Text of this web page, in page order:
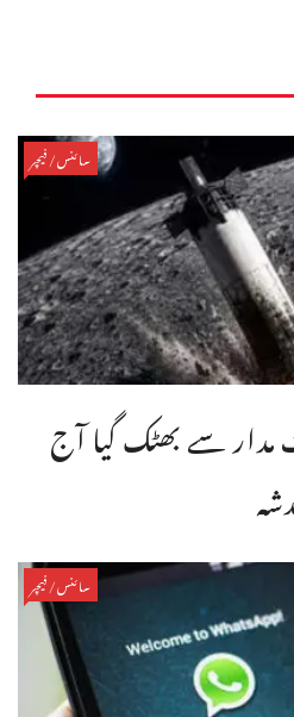
سائنس/فیچر
سے بھٹک گیا آج
سائنس/فیچر